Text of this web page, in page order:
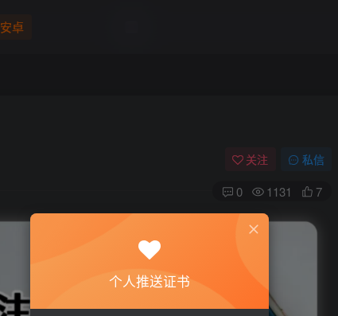
安卓
关注 私信
0 1131 7
个人推送证书